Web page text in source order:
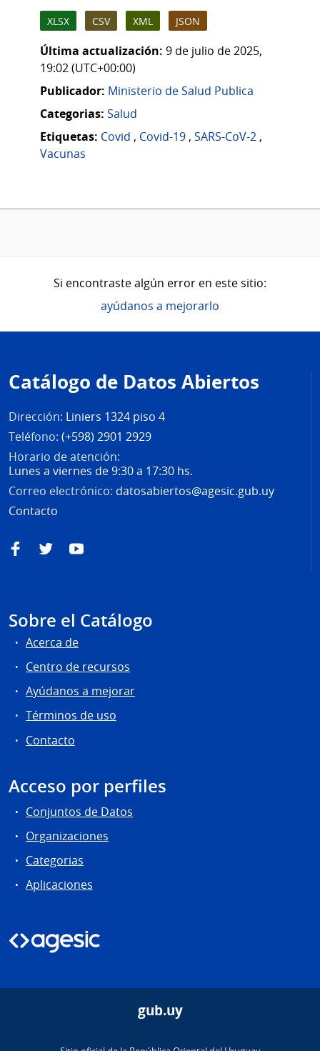
XLSX CSV XML JSON
Última actualización: 9 de julio de 2025,
19:02 (UTC+00:00)
Publicador: Ministerio de Salud Publica
Categorias: Salud
Etiquetas: Covid , Covid-19 , SARS-CoV-2 ,
Vacunas
Si encontraste algún error en este sitio:
ayúdanos a mejorarlo
de
página
Catálogo de Datos Abiertos
Dirección: Liniers 1324 piso 4
Teléfono: (+598) 2901 2929
Horario de atención:
Lunes a viernes de 9:30 a 17:30 hs.
Correo electrónico: datosabiertos@agesic.gub.uy
Contacto
FacebookTwitterYouTube
Sobre el Catálogo
Acerca de
Centro de recursos
Ayúdanos a mejorar
Términos de uso
Contacto
Acceso por perfiles
Conjuntos de Datos
Organizaciones
Categorias
Aplicaciones
gub.uy